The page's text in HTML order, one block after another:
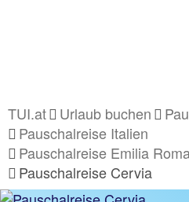
TUI.at Urlaub buchen
Pauschalreise Italien
Pauschalreise Emilia
Pauschalreise Cervia